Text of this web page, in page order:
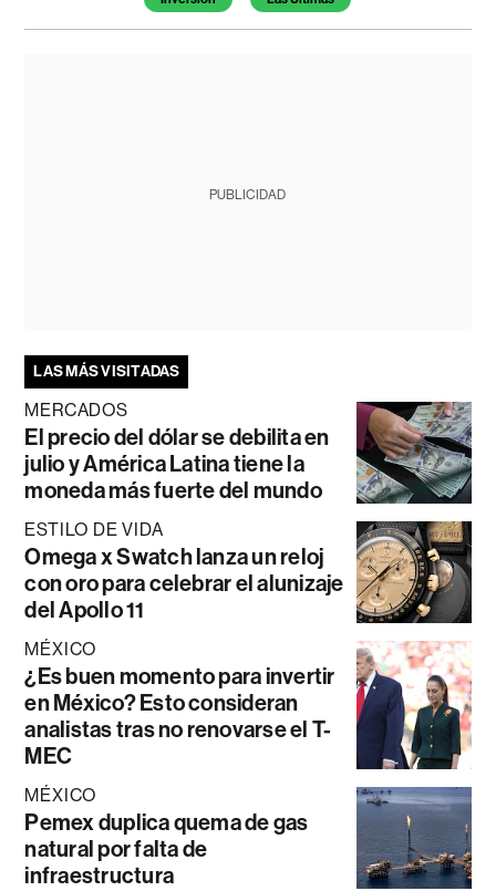
PUBLICIDAD
LAS MÁS VISITADAS
MERCADOS
El precio del dólar se debilita en
julio y América Latina tiene la
moneda más fuerte del mundo
ESTILO DE VIDA
Omega x Swatch lanza un reloj
con oro para celebrar el alunizaje
del Apollo 11
MÉXICO
¿Es buen momento para invertir
en México? Esto consideran
analistas tras no renovarse el T-
MEC
MÉXICO
Pemex duplica quema de gas
natural por falta de
infraestructura